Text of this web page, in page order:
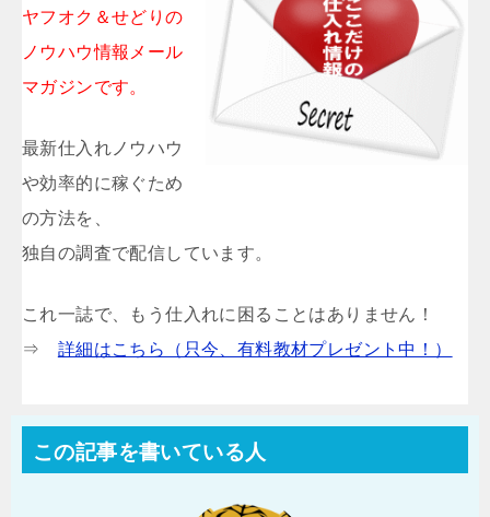
ヤフオク＆せどりの
ノウハウ情報メール
マガジンです。
最新仕入れノウハウ
や効率的に稼ぐため
の方法を、
独自の調査で配信しています。
これ一誌で、もう仕入れに困ることはありません！
⇒ 詳細はこちら（只今、有料教材プレゼント中！）
この記事を書いている人